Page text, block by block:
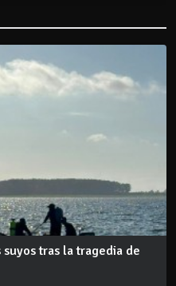
tras la tragedia de